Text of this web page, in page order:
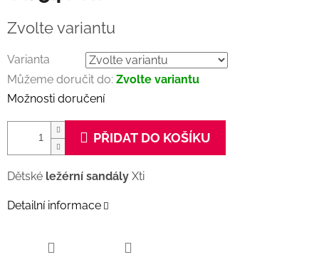
cena:
Zvolte variantu
Varianta
Můžeme doručit do: Zvolte variantu
Možnosti doručení
PŘIDAT DO KOŠÍKU
Dětské ležérní sandály Xti
Detailní informace